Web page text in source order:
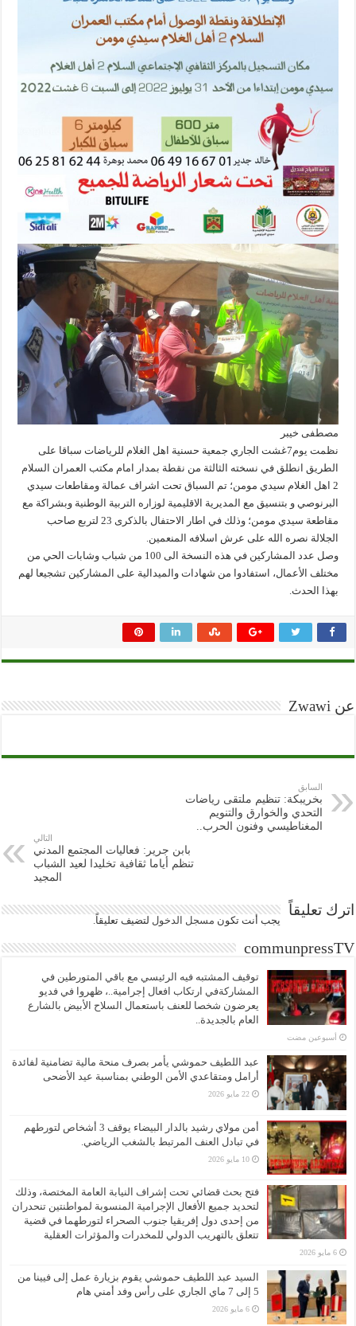
مصطفى خيبر
نظمت يوم7غشت الجاري جمعية حسنية اهل الغلام للرياضات سباقا على
الطريق انطلق في نسخته الثالثة من نقطة بمدار امام مكتب العمران السلام
2 اهل الغلام سيدي مومن؛ تم السباق تحت اشراف عمالة ومقاطعات سيدي
البرنوصي و بتنسيق مع المديرية الاقليمية لوزاره التربية الوطنية وبشراكة مع
مقاطعة سيدي مومن؛ وذلك في اطار الاحتفال بالذكرى 23 لتربع صاحب
الجلالة نصره الله على عرش اسلافه المنعمين.
وصل عدد المشاركين في هذه النسخة الى 100 من شباب وشابات الحي من
مختلف الأعمال، استفادوا من شهادات والميدالية على المشاركين تشجيعا لهم
بهذا الحدث.
عن Zwawi
السابق
بخريبكة: تنظيم ملتقى رياضات
التحدي والخوارق والتنويم
المغناطيسي وفنون الحرب..
التالي
بابن جرير: فعاليات المجتمع المدني
تنظم أياما ثقافية تخليدا لعيد الشباب
المجيد
اترك تعليقاً
يجب أنت تكون مسجل الدخول لتضيف تعليقاً.
communpressTV
توقيف المشتبه فيه الرئيسي مع باقي المتورطين في
المشاركةفي ارتكاب افعال إجرامية..، ظهروا في فديو
يعرضون شخصا للعنف باستعمال السلاح الأبيض بالشارع
العام بالجديدة..
‏أسبوعين مضت
عبد اللطيف حموشي يأمر بصرف منحة مالية تضامنية لفائدة
أرامل ومتقاعدي الأمن الوطني بمناسبة عيد الأضحى
22 مايو 2026
أمن مولاي رشيد بالدار البيضاء يوقف 3 أشخاص لتورطهم
في تبادل العنف المرتبط بالشغب الرياضي.
10 مايو 2026
فتح بحث قضائي تحت إشراف النيابة العامة المختصة، وذلك
لتحديد جميع الأفعال الإجرامية المنسوبة لمواطنتين تنحدران
من إحدى دول إفريقيا جنوب الصحراء لتورطهما في قضية
تتعلق بالتهريب الدولي للمخدرات والمؤثرات العقلية
6 مايو 2026
السيد عبد اللطيف حموشي يقوم بزيارة عمل إلى فيينا من
5 إلى 7 ماي الجاري على رأس وفد أمني هام
6 مايو 2026